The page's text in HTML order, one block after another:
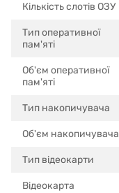
Кількість слотів ОЗУ
Тип оперативної
пам'яті
Об'єм оперативної
пам'яті
Тип накопичувача
Об'єм накопичувача
Тип відеокарти
Відеокарта